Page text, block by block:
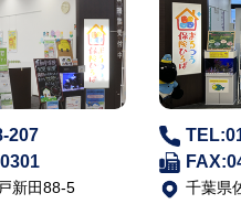
207
新田88-5
千葉県